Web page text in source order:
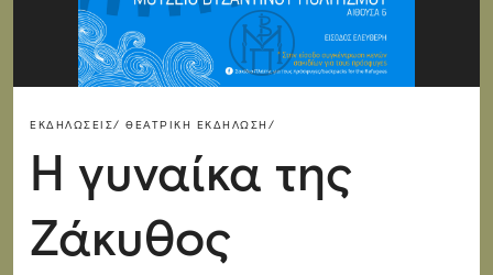
ΕΚΔΗΛΏΣΕΙΣ/ ΘΕΑΤΡΙΚΉ ΕΚΔΉΛΩΣΗ/
Η γυναίκα της
Ζάκυθος